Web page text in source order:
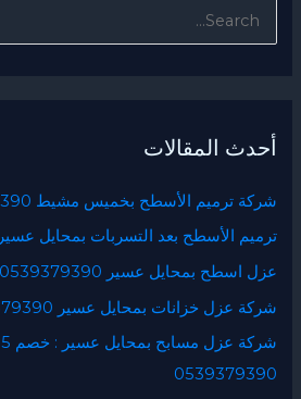
ث
ن
:
أحدث المقالات
شركة ترميم الأسطح بخميس مشيط 0539379390
ترميم الأسطح بعد التسربات بمحايل عسير 0539379390
عزل اسطح بمحايل عسير 0539379390
شركة عزل خزانات بمحايل عسير 0539379390
0539379390